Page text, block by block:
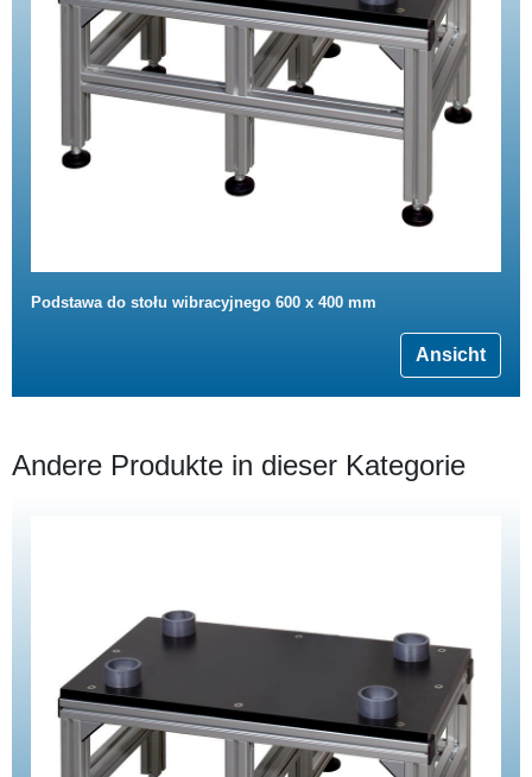
Podstawa do stołu wibracyjnego 600 x 400 mm
Ansicht
Andere Produkte in dieser Kategorie